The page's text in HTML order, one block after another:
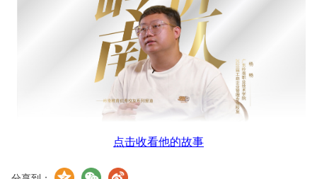
点击收看他的故事